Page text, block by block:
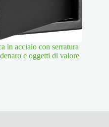
in acciaio con serratura
e oggetti di valore